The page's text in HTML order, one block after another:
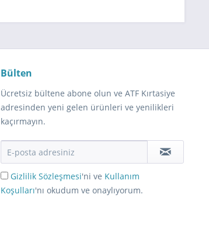
Bülten
Ücretsiz bültene abone olun ve ATF Kırtasiye
adresinden yeni gelen ürünleri ve yenilikleri
kaçırmayın.
Gizlilik Sözleşmesi'ni ve Kullanım
Koşulları'nı okudum ve onaylıyorum.